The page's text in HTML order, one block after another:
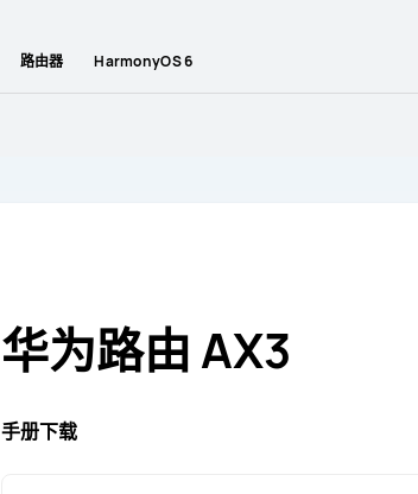
路由器 HarmonyOS 6
华为路由 AX3
手册下载